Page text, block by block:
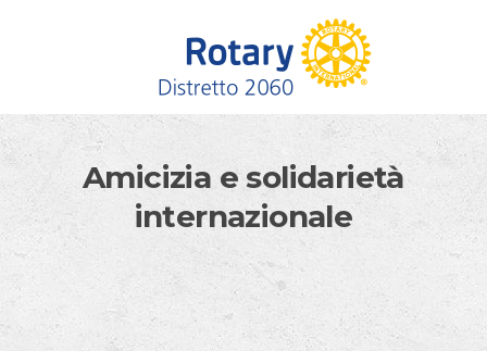
Amicizia e solidarietà
internazionale